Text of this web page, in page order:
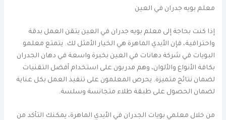
معلم بويه جدران في العين
إذا كنت بحاجة إلى معلم بويه جدران في العين يتقن العمل بدقة
واحترافية، فإن الأيدي الماهرة هي الخيار الأمثل لك. يتمتع معلمو
البويات في شركة دهانات في العين بخبرة واسعة في دهان الجدران
بكافة الأنواع والألوان، وهم مدربون على استخدام أفضل التقنيات
لضمان نتائج متميزة. يحرص المعلمون على تنفيذ العمل بكل عناية
لضمان الحصول على طبقة طلاء متجانسة وسلسة.
من خلال معلمي بويات الجدران في الأيدي الماهرة، يمكنك التأكد من